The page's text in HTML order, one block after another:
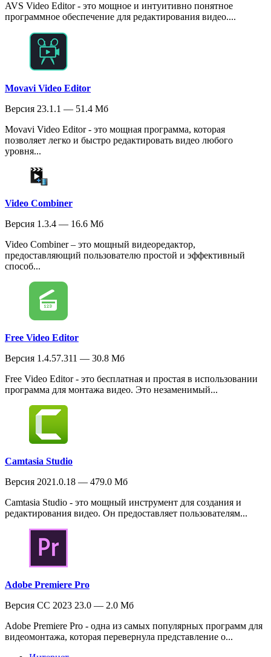
AVS Video Editor - это мощное и интуитивно понятное
программное обеспечение для редактирования видео....
Movavi Video Editor
Версия 23.1.1 — 51.4 Мб
Movavi Video Editor - это мощная программа, которая
позволяет легко и быстро редактировать видео любого
уровня...
Video Combiner
Версия 1.3.4 — 16.6 Мб
Video Combiner – это мощный видеоредактор,
предоставляющий пользователю простой и эффективный
способ...
Free Video Editor
Версия 1.4.57.311 — 30.8 Мб
Free Video Editor - это бесплатная и простая в использовании
программа для монтажа видео. Это незаменимый...
Camtasia Studio
Версия 2021.0.18 — 479.0 Мб
Camtasia Studio - это мощный инструмент для создания и
редактирования видео. Он предоставляет пользователям...
Adobe Premiere Pro
Версия CC 2023 23.0 — 2.0 Мб
Adobe Premiere Pro - одна из самых популярных программ для
видеомонтажа, которая перевернула представление о...